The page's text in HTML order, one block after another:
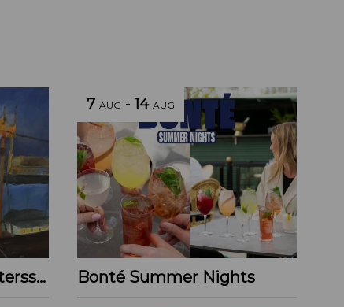
Primus Mortimer Pettersson
7 AUG -14 AUG
Bonté Summer Nights